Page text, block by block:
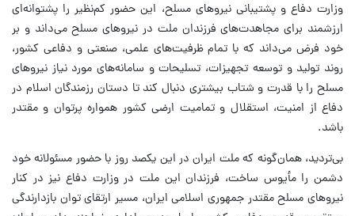
وزارت دفاع و پشتیبانی نیروهای مسلح، این حضور کم‌نظیر را پشتوانه‌ای
ارزشمند برای مجاهدت‌های فرزندان ملت در نیروهای مسلح می‌داند و بر
خود فرض می‌داند که با تمام ظرفیت‌های علمی، صنعتی و دفاعی کشور،
روند تولید و توسعه تجهیزات، تسلیحات و سامانه‌های مورد نیاز نیروهای
مسلح را با قدرت و شتاب بیشتری دنبال کند تا دستان رزمندگان اسلام در
دفاع از امنیت، استقلال و تمامیت ارضی کشور همواره پرتوان و مقتدر
باشد.
بی‌تردید، همان‌گونه که ملت ایران در این یکصد روز با حضور مسئولانه خود
دشمن را مأیوس ساخت، فرزندان این ملت در وزارت دفاع نیز در کنار
نیروهای مسلح مقتدر جمهوری اسلامی ایران، مسیر ارتقای توان بازدارندگی